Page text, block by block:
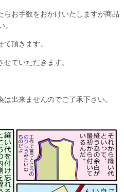
お手数をおかけいたしますが商品
頂きます。
ていただきます。
出来ませんのでご了承下さい。